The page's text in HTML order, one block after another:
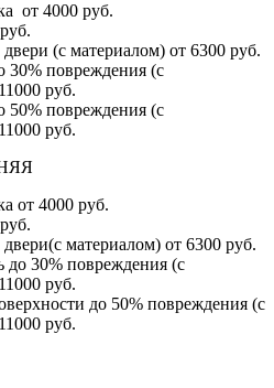
от 4000 руб.
(с материалом) от 6300 руб.
30% повреждения (с
руб.
50% повреждения (с
руб.
от 4000 руб.
материалом) от 6300 руб.
до 30% повреждения (с
руб.
до 50% повреждения (с
руб.